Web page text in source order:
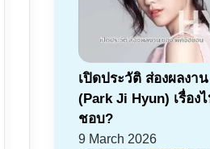
เปิดประวัติ ส่องผลงา
(Park Ji Hyun) เรื่อ
ชอบ?
9 March 2026